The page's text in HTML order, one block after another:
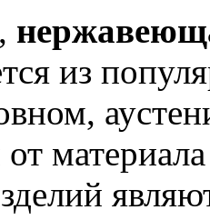
из
от